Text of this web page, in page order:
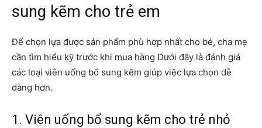
sung kẽm cho trẻ em
Để chọn lựa được sản phẩm phù hợp nhất cho bé, cha mẹ
cần tìm hiểu kỹ trước khi mua hàng Dưới đây là đánh giá
các loại viên uống bổ sung kẽm giúp việc lựa chọn dễ
dàng hơn.
1. Viên uống bổ sung kẽm cho trẻ nhỏ